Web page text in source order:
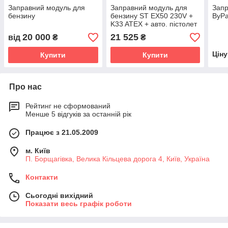
Заправний модуль для
бензину
від 20 000 ₴
Купити
Заправний модуль для
бензину ST EX50 230V +
K33 ATEX + авто. пістолет
21 525₴
Купити
Про нас
Рейтинг не сформований
Менше 5 відгуків за останній рік
Працює з 21.05.2009
м. Київ
П. Борщагівка, Велика Кільцева дорога 4, Київ, Україна
Контакти
Сьогодні вихідний
Показати весь графік роботи